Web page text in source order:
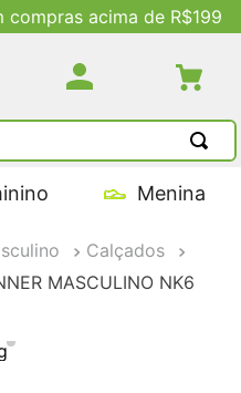
compras acima de R$199
Menina
Calçados
MASCULINO NK6